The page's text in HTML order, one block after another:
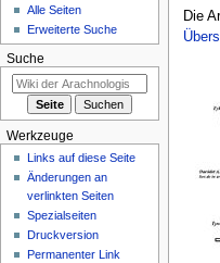
Die
Alle Seiten
Erweiterte Suche
Suche
Werkzeuge
Links auf diese Seite
Änderungen an
verlinkten Seiten
Spezialseiten
Druckversion
Permanenter Link